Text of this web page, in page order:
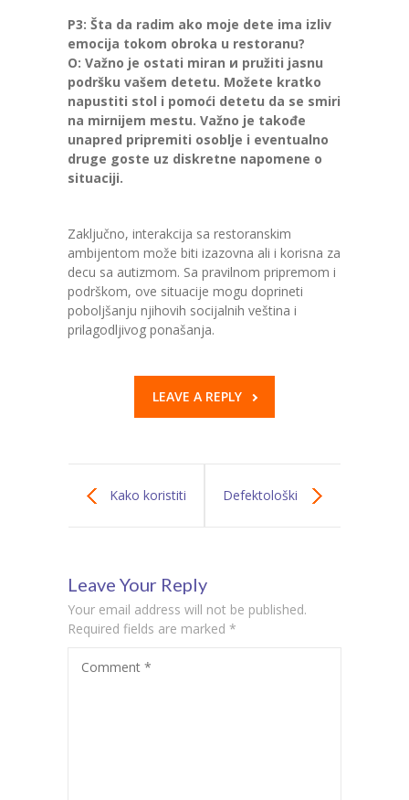
P3: Šta da radim ako moje dete ima izliv
emocija tokom obroka u restoranu?
O: Važno je ostati miran и pružiti jasnu
podršku vašem detetu. Možete kratko
napustiti stol i pomoći detetu da se smiri
na mirnijem mestu. Važno je takođe
unapred pripremiti osoblje i eventualno
druge goste uz diskretne napomene o
situaciji.
Zaključno, interakcija sa restoranskim
ambijentom može biti izazovna ali i korisna za
decu sa autizmom. Sa pravilnom pripremom i
podrškom, ove situacije mogu doprineti
poboljšanju njihovih socijalnih veština i
prilagodljivog ponašanja.
LEAVE A REPLY
Kako koristiti
poboljšanje
tolerancije na
frustraciju kod
Defektološki
kod dece?
Leave Your Reply
Your email address will not be published.
Required fields are marked *
Comment *